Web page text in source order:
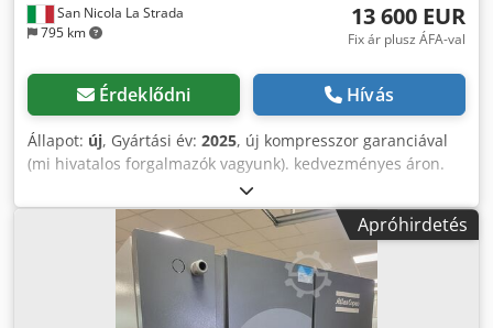
San Nicola La Strada
795 km
13 600 EUR
Fix ár plusz ÁFA-val
Érdeklődni Hívás
Állapot: új, Gyártási év: 2025, új kompresszor garanciával
(mi hivatalos forgalmazók vagyunk). kedvezményes áron.
listaár 25441 euró. Atlas Copco szárító kombinálásának
lehetősége (rendelhető). legújabb technológiai modell.
Cjdpfowcm Hijx Akterf főbb jellemzői: bar max 10
Teljesítmény 15kw-20LE légáram liter7perc 3000 Részletes
műszaki adatlapért ne habozzon kapcsolatba lépni velem.
Apróhirdetés